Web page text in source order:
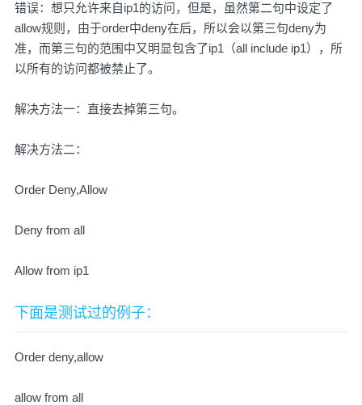
错误：想只允许来自ip1的访问，但是，虽然第二句中设定了
allow规则，由于order中deny在后，所以会以第三句deny为
准，而第三句的范围中又明显包含了ip1（all include ip1），所
以所有的访问都被禁止了。
解决方法一：直接去掉第三句。
解决方法二：
Order Deny,Allow
Deny from all
Allow from ip1
下面是测试过的例子：
Order deny,allow
allow from all